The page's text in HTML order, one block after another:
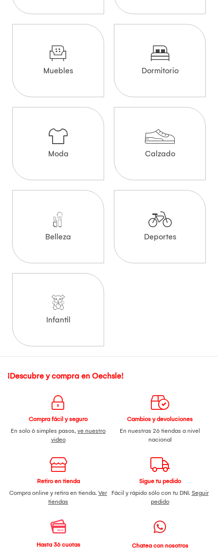
Muebles Dormitorio
Moda Calzado
Belleza Deportes
Infantil
¡Descubre y compra en Oechsle!
Compra fácil y seguro
En solo 6 simples pasos, ve nuestro
video
Cambios y devoluciones
En nuestras 26 tiendas a nivel
nacional
Retiro en tienda
Compra online y retira en tienda. Ver
tiendas
Sigue tu pedido
Fácil y rápido sólo con tu DNI. Seguir
pedido
Hasta 36 cuotas
Chatea con nosotros